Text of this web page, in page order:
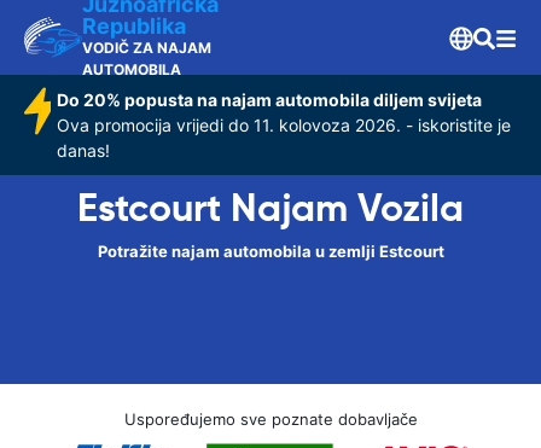
Republika
VODIČ ZA NAJAM
AUTOMOBILA
Do 20% popusta na najam automobila diljem svijeta
Ova promocija vrijedi do 11. kolovoza 2026. - iskoristite je
danas!
Estcourt Najam Vozila
Potražite najam automobila u zemlji Estcourt
Uspoređujemo sve poznate dobavljače